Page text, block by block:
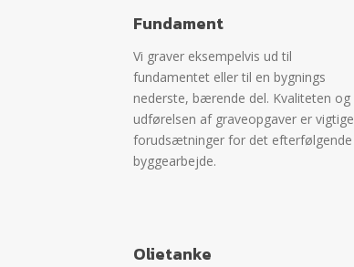
Fundament
Vi graver eksempelvis ud til
fundamentet eller til en bygnings
nederste, bærende del. Kvaliteten og
udførelsen af graveopgaver er vigtige
forudsætninger for det efterfølgende
byggearbejde.
Olietanke